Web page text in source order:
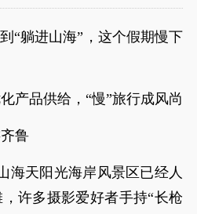
“躺进山海”，这个假期慢下
产品供给，“慢”旅行成风尚
鲁
海天阳光海岸风景区已经人
许多摄影爱好者手持“长枪